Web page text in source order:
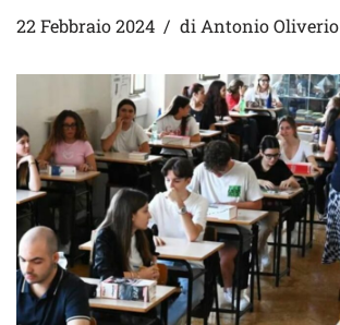
22 Febbraio 2024 di Antonio Oliverio